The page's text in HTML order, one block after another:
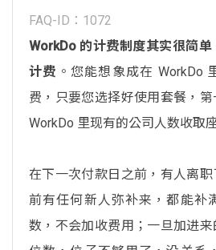
FAQ-ID：1072
WorkDo 的计费制度其实很简
计费 。您能想象成在 WorkDo
费，只要您选择好使用套餐，
WorkDo 里现有的公司人数收取
在下一次付款日之前，有人离
前有任何新人弥补来，都能补
数，不会加收费用；一旦加进